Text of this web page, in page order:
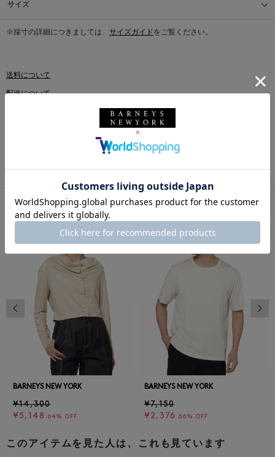
サイズ
※採寸の詳細につきましては、 サイズガイドをご覧ください。
送料について
配送について
このアイテムをシェアする
BARNEYS NEW YORK
¥14,300
¥5,148
64% OFF
BARNEYS NEW YORK
¥7,150
¥2,376
66% OFF
前の画像
このアイテムを見た人は、これも見ています